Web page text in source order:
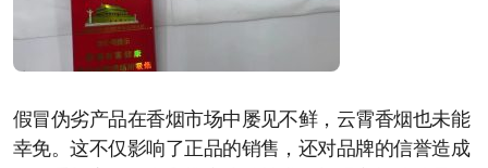
假冒伪劣产品在香烟市场中屡见不鲜，云霄香烟也未能
幸免。这不仅影响了正品的销售，还对品牌的信誉造成